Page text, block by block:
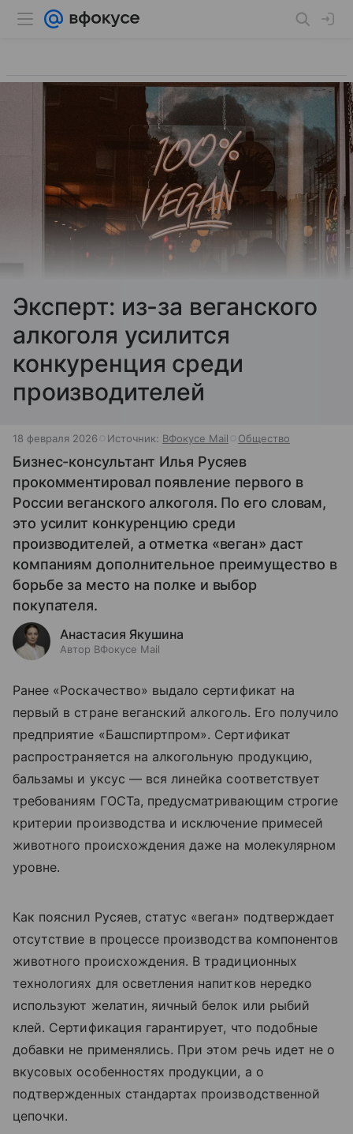
Эксперт: из-за веганского
алкоголя усилится
конкуренция среди
производителей
18 февраля 2026 Источник: ВФокусе Mail Общество
Бизнес-консультант Илья Русяев
прокомментировал появление первого в
России веганского алкоголя. По его словам,
это усилит конкуренцию среди
производителей, а отметка «веган» даст
компаниям дополнительное преимущество в
борьбе за место на полке и выбор
покупателя.
Анастасия Якушина
Автор ВФокусе Mail
Ранее «Роскачество» выдало сертификат на
первый в стране веганский алкоголь. Его получило
предприятие «Башспиртпром». Сертификат
распространяется на алкогольную продукцию,
бальзамы и уксус — вся линейка соответствует
требованиям ГОСТа, предусматривающим строгие
критерии производства и исключение примесей
животного происхождения даже на молекулярном
уровне.
Как пояснил Русяев, статус «веган» подтверждает
отсутствие в процессе производства компонентов
животного происхождения. В традиционных
технологиях для осветления напитков нередко
используют желатин, яичный белок или рыбий
клей. Сертификация гарантирует, что подобные
добавки не применялись. При этом речь идет не о
вкусовых особенностях продукции, а о
подтвержденных стандартах производственной
цепочки.